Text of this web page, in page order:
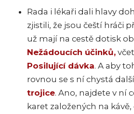
Rada i lékaři dali hlavy
zjistili, že jsou čeští hráči
už mají na cestě dotisk
Nežádoucích účinků,
Posilující dávka. A aby
rovnou se s ní chystá
trojice. Ano, najdete v ní
karet založených na